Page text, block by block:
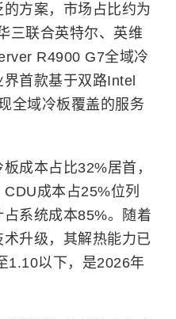
方案，市场占比约为
三联合英特尔、英维
R4900 G7全域冷
首款基于双路Intel
全域冷板覆盖的服务
成本占比32%居首，
成本占25%位列
系统成本85%。随着
升级，其解热能力已
1.10以下，是2026年